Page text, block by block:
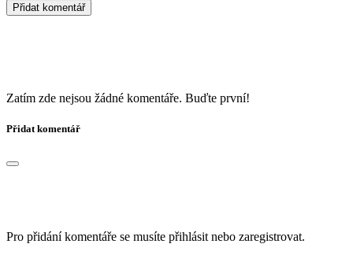
Přidat komentář
Zatím zde nejsou žádné komentáře. Buďte první!
Přidat komentář
Pro přidání komentáře se musíte přihlásit nebo zaregistrovat.